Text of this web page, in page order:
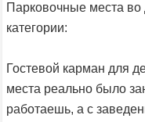
Парковочные места во
категории:
Гостевой карман для
места реально было
работаешь, а с